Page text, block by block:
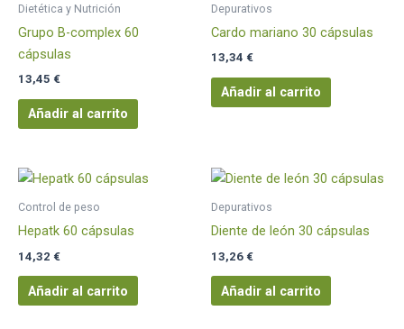
Dietética y Nutrición
Grupo B-complex 60
cápsulas
13,45 €
Añadir al carrito
Depurativos
Cardo mariano 30 cápsulas
13,34 €
Añadir al carrito
Control de peso
Hepatk 60 cápsulas
14,32 €
Añadir al carrito
Depurativos
Diente de león 30 cápsulas
13,26 €
Añadir al carrito